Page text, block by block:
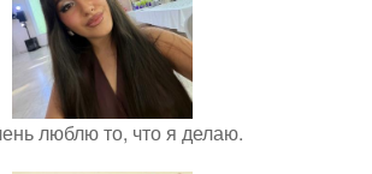
люблю то, что я делаю.